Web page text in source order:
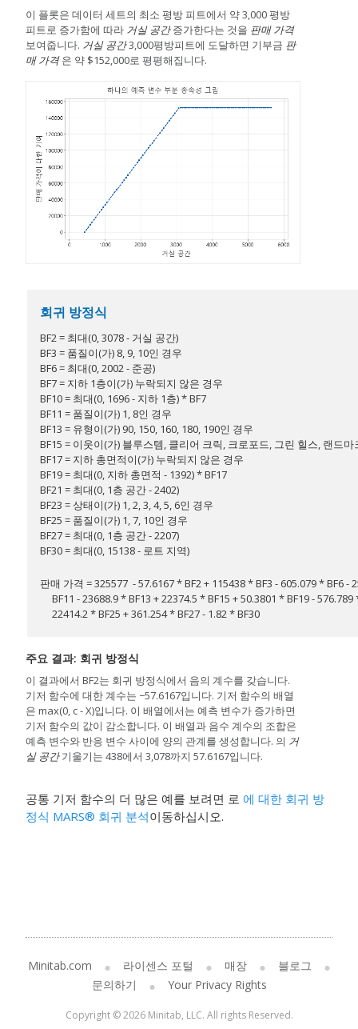
이 플롯은 데이터 세트의 최소 평방 피트에서 약 3,000 평방
피트로 증가함에 따라 거실 공간증가한다는 것을 판매 가격
보여줍니다. 거실 공간3,000평방피트에 도달하면 기부금 판
매 가격은 약 $152,000로 평평해집니다.
회귀 방정식
BF2 = 최대(0, 3078 - 거실 공간)
BF3 = 품질이(가) 8, 9, 10인 경우
BF6 = 최대(0, 2002 - 준공)
BF7 = 지하 1층이(가) 누락되지 않은 경우
BF10 = 최대(0, 1696 - 지하 1층) * BF7
BF11 = 품질이(가) 1, 8인 경우
BF13 = 유형이(가) 90, 150, 160, 180, 190인 경우
BF15 = 이웃이(가) 블루스템, 클리어 크릭, 크로포드, 그린 힐스, 랜드
BF17 = 지하 총면적이(가) 누락되지 않은 경우
BF19 = 최대(0, 지하 총면적 - 1392) * BF17
BF21 = 최대(0, 1층 공간 - 2402)
BF23 = 상태이(가) 1, 2, 3, 4, 5, 6인 경우
BF25 = 품질이(가) 1, 7, 10인 경우
BF27 = 최대(0, 1층 공간 - 2207)
BF30 = 최대(0, 15138 - 로트 지역)
판매 가격 = 325577 - 57.6167 * BF2 + 115438 * BF3 - 605.079 * BF6 -
BF11 - 23688.9 * BF13 + 22374.5 * BF15 + 50.3801 * BF19 - 576.789
22414.2 * BF25 + 361.254 * BF27 - 1.82 * BF30
주요 결과: 회귀 방정식
이 결과에서 BF2는 회귀 방정식에서 음의 계수를 갖습니다.
기저 함수에 대한 계수는 −57.6167입니다. 기저 함수의 배열
은 max(0, c - X)입니다. 이 배열에서는 예측 변수가 증가하면
기저 함수의 값이 감소합니다. 이 배열과 음수 계수의 조합은
예측 변수와 반응 변수 사이에 양의 관계를 생성합니다. 의 거
실 공간기울기는 438에서 3,078까지 57.6167입니다.
공통 기저 함수의 더 많은 예를 보려면 로 에 대한 회귀 방
정식 MARS® 회귀 분석이동하십시오.
Minitab.com 라이센스 포털 매장
블로그
문의하기
Your Privacy Rights
Copyright © 2026 Minitab, LLC. All rights Reserved.